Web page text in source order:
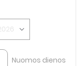
Nuomos dienos